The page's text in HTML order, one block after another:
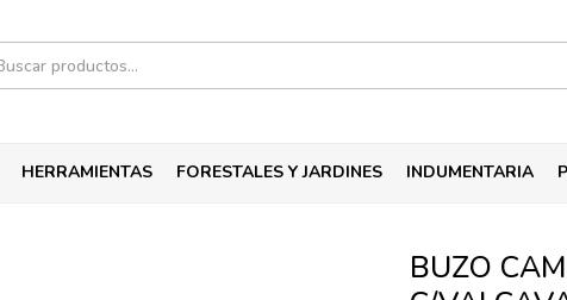
HERRAMIENTAS FORESTALES Y JARDINES INDUMENTARIA
BUZO